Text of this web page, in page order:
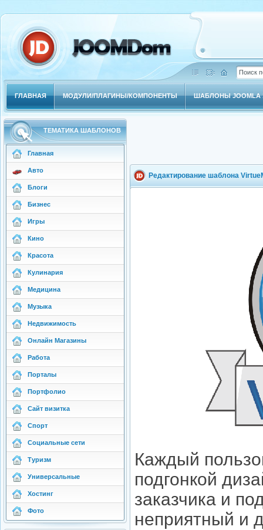
ГЛАВНАЯ МОДУЛИ/ПЛАГИНЫ/КОМПОНЕНТЫ ШАБЛОНЫ JOOMLA
ТЕМАТИКА ШАБЛОНОВ
Главная
Авто
Блоги
Бизнес
Игры
Кино
Красота
Кулинария
Медицина
Музыка
Недвижимость
Онлайн Магазины
Работа
Порталы
Портфолио
Сайт визитка
Спорт
Социальные сети
Туризм
Универсальные
Хостинг
Фото
Редактирование шаблона
Каждый
подгонкой
заказчика и
неприятный и